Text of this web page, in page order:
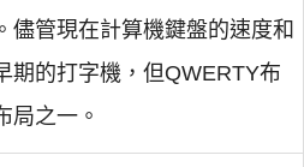
儘管現在計算機鍵盤的速度和
期的打字機，但QWERTY布
局之一。